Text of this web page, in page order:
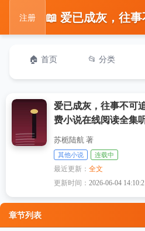
注册
🏠 首页 📂 分类
爱已成灰，往事不可
费小说在线阅读全集
苏栀陆航 著
其他小说 连载中
最近更新：全文
更新时间：2026-06-04
章节列表